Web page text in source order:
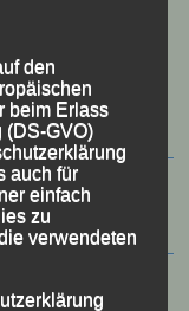
den
beim Erlass
(DS-GVO)
auch für
einfach
zu
verwendeten